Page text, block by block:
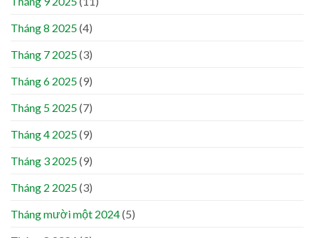
Tháng 8 2025(4)
Tháng 7 2025(3)
Tháng 6 2025(9)
Tháng 5 2025(7)
Tháng 4 2025(9)
Tháng 3 2025(9)
Tháng 2 2025(3)
Tháng mười một 2024(5)